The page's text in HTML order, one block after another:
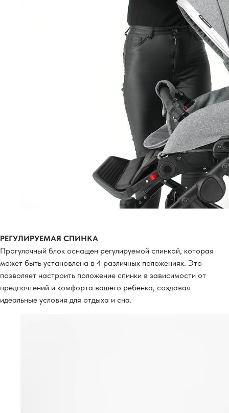
РЕГУЛИРУЕМАЯ СПИНКА
Прогулочный блок оснащен регулируемой спинкой, которая
может быть установлена в 4 различных положениях. Это
позволяет настроить положение спинки в зависимости от
предпочтений и комфорта вашего ребенка, создавая
идеальные условия для отдыха и сна.